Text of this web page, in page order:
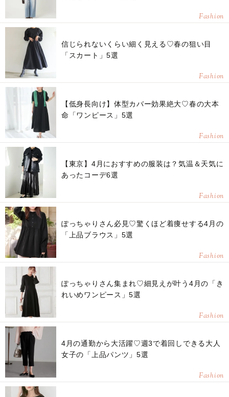
Fashion
信じられないくらい細く見える♡春の狙い目
「スカート」5選
Fashion
【低身長向け】体型カバー効果絶大♡春の大本
命「ワンピース」5選
Fashion
【東京】4月におすすめの服装は？気温＆天気に
あったコーデ6選
Fashion
ぽっちゃりさん必見♡驚くほど着痩せする4月の
「上品ブラウス」5選
Fashion
ぽっちゃりさん集まれ♡細見えが叶う4月の「き
れいめワンピース」5選
Fashion
4月の通勤から大活躍♡週3で着回しできる大人
女子の「上品パンツ」5選
Fashion